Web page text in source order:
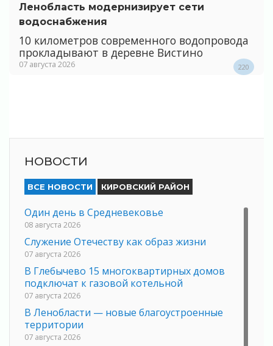
Ленобласть модернизирует сети
водоснабжения
10 километров современного водопровода
прокладывают в деревне Вистино
07 августа 2026 220
НОВОСТИ
ВСЕ НОВОСТИ КИРОВСКИЙ РАЙОН
Один день в Средневековье
08 августа 2026
Служение Отечеству как образ жизни
07 августа 2026
В Глебычево 15 многоквартирных домов
подключат к газовой котельной
07 августа 2026
В Ленобласти — новые благоустроенные
территории
07 августа 2026